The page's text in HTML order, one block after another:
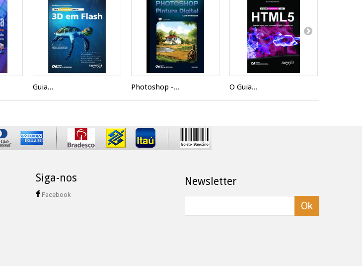
Guia... Photoshop -... O Guia...
Siga-nos
Facebook
Newsletter
Ok